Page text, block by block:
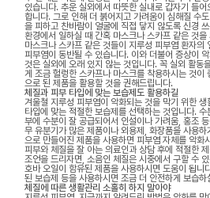
있습니다. 추운 실외에서 따뜻한 실내로 갑자기 들
합니다. 그로 인해 더 붉어지고 가려움이 심해질 수
을 피하고 찬바람이 얼굴에 직접 닿지 않도록 신경
환경에서 일하실 때 간혹 마스크나 스카프 같은 것
마스크나 스카프 같은 것들이 지루성 피부염 환자의
피부염이 동반될 수 있습니다. 이와 더불어 증상이
것은 실외에 오래 있지 않는 것입니다. 꼭 실외 활동
게 조금 헐렁한 스카프나 마스크를 착용하시는 것이
으로 된 제품을 활용할 것을 권해드립니다.
체질과 피부 타입에 맞는 보습제도 활용하길
겨울철 지루성 피부염이 악화되는 것을 막기 위한
타입에 맞는 적절한 보습제를 선택하는 것입니다.
부에 수분이 잘 공급되어서 인설이나 가려움, 홍조
무 유분기가 많은 제품이나 외용제, 화장품을 사용
으로 만들어진 제품을 사용하면 피부염 자체를 악화
피부와 체질을 잘 아는 의료인과 상담 후에 적절한
조언을 드리자면, 소음인 체질은 시중에서 구할 수
호바 오일이 함유된 제품을 사용하시면 도움이 됩니
된 보습제 등을 사용하시면 조금 더 안전하게 보습하
체질에 따른 생활관리 소홀히 하지 말아야